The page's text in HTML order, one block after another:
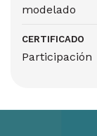
modelado
CERTIFICADO
Participación